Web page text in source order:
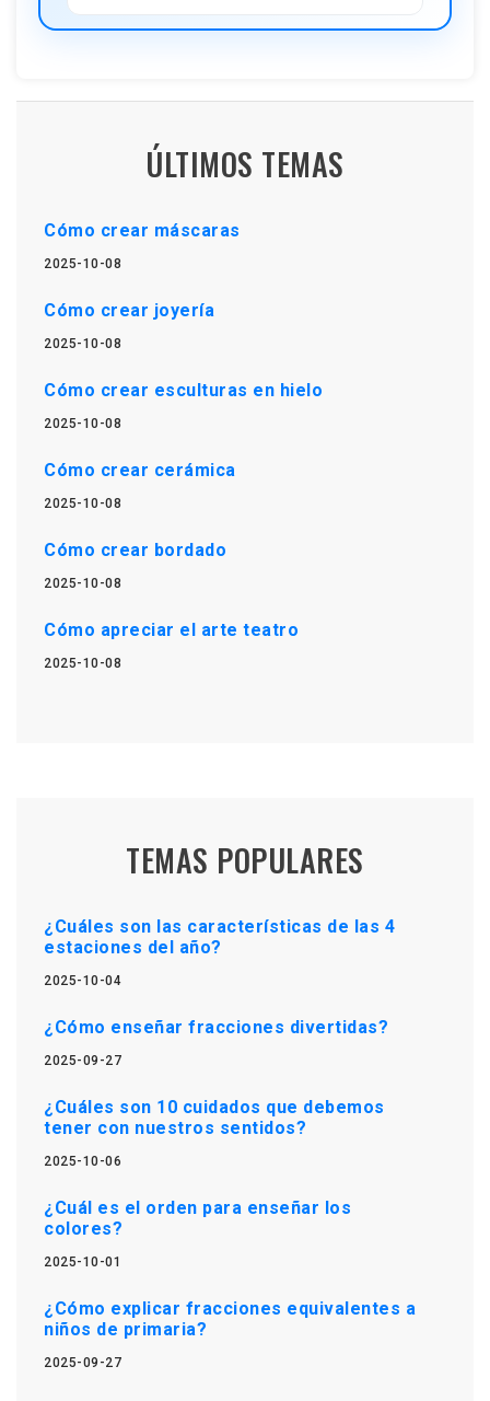
ÚLTIMOS TEMAS
Cómo crear máscaras
2025-10-08
Cómo crear joyería
2025-10-08
Cómo crear esculturas en hielo
2025-10-08
Cómo crear cerámica
2025-10-08
Cómo crear bordado
2025-10-08
Cómo apreciar el arte teatro
2025-10-08
TEMAS POPULARES
¿Cuáles son las características de las 4
estaciones del año?
2025-10-04
¿Cómo enseñar fracciones divertidas?
2025-09-27
¿Cuáles son 10 cuidados que debemos
tener con nuestros sentidos?
2025-10-06
¿Cuál es el orden para enseñar los
colores?
2025-10-01
¿Cómo explicar fracciones equivalentes a
niños de primaria?
2025-09-27